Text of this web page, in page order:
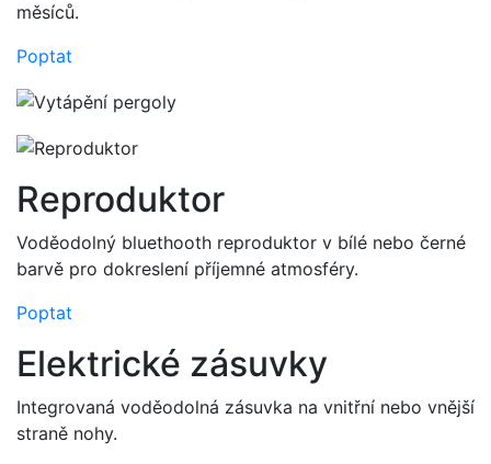
měsíců.
Poptat
Reproduktor
Voděodolný bluethooth reproduktor v bílé nebo černé
barvě pro dokreslení příjemné atmosféry.
Poptat
Elektrické zásuvky
Integrovaná voděodolná zásuvka na vnitřní nebo vnější
straně nohy.